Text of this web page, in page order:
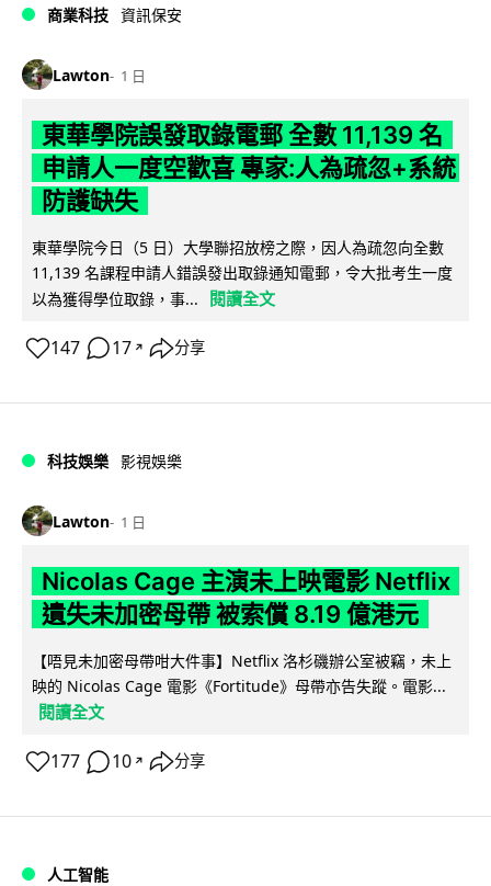
商業科技 資訊保安
Lawton 1 日
東華學院誤發取錄電郵 全數 11,139 名
申請人一度空歡喜 專家:人為疏忽+系統
防護缺失
東華學院今日（5 日）大學聯招放榜之際，因人為疏忽向全數
11,139 名課程申請人錯誤發出取錄通知電郵，令大批考生一度
以為獲得學位取錄，事...
閱讀全文
147 17 ↗ 分享
科技娛樂 影視娛樂
Lawton 1 日
Nicolas Cage 主演未上映電影 Netflix
遺失未加密母帶 被索償 8.19 億港元
【唔見未加密母帶咁大件事】Netflix 洛杉磯辦公室被竊，未上
映的 Nicolas Cage 電影《Fortitude》母帶亦告失蹤。電影...
閱讀全文
177 10 ↗ 分享
人工智能